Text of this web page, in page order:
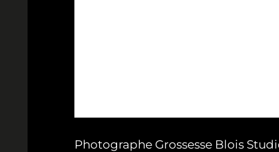
Photographe Grossesse Blois